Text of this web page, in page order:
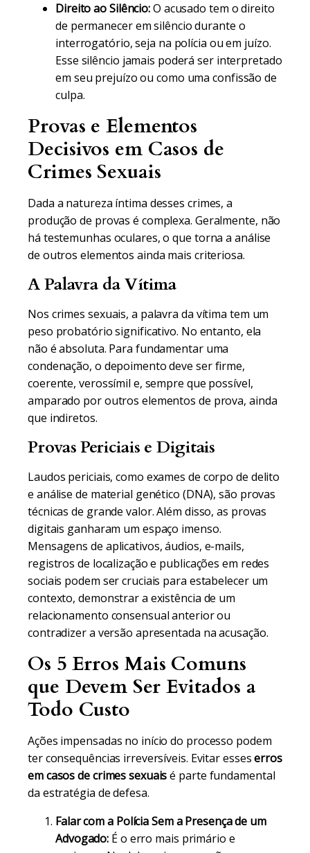
Direito ao Silêncio:O acusado tem o direito
de permanecer em silêncio durante o
interrogatório, seja na polícia ou em juízo.
Esse silêncio jamais poderá ser interpretado
em seu prejuízo ou como uma confissão de
culpa.
Provas e Elementos
Decisivos em Casos de
Crimes Sexuais
Dada a natureza íntima desses crimes, a
produção de provas é complexa. Geralmente, não
há testemunhas oculares, o que torna a análise
de outros elementos ainda mais criteriosa.
A Palavra da Vítima
Nos crimes sexuais, a palavra da vítima tem um
peso probatório significativo. No entanto, ela
não é absoluta. Para fundamentar uma
condenação, o depoimento deve ser firme,
coerente, verossímil e, sempre que possível,
amparado por outros elementos de prova, ainda
que indiretos.
Provas Periciais e Digitais
Laudos periciais, como exames de corpo de delito
e análise de material genético (DNA), são provas
técnicas de grande valor. Além disso, as provas
digitais ganharam um espaço imenso.
Mensagens de aplicativos, áudios, e-mails,
registros de localização e publicações em redes
sociais podem ser cruciais para estabelecer um
contexto, demonstrar a existência de um
relacionamento consensual anterior ou
contradizer a versão apresentada na acusação.
Os 5 Erros Mais Comuns
que Devem Ser Evitados a
Todo Custo
Ações impensadas no início do processo podem
ter consequências irreversíveis. Evitar esseserros
em casos de crimes sexuaisé parte fundamental
da estratégia de defesa.
Falar com a Polícia Sem a Presença de um
Advogado: É o erro mais primário e